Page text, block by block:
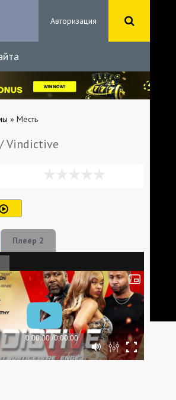
Авторизация
» Месть
/ Vindictive
Плеер 2